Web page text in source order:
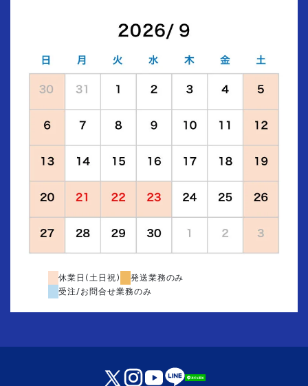
休業日(土日祝)
発送業務のみ
受注/お問合せ業務のみ